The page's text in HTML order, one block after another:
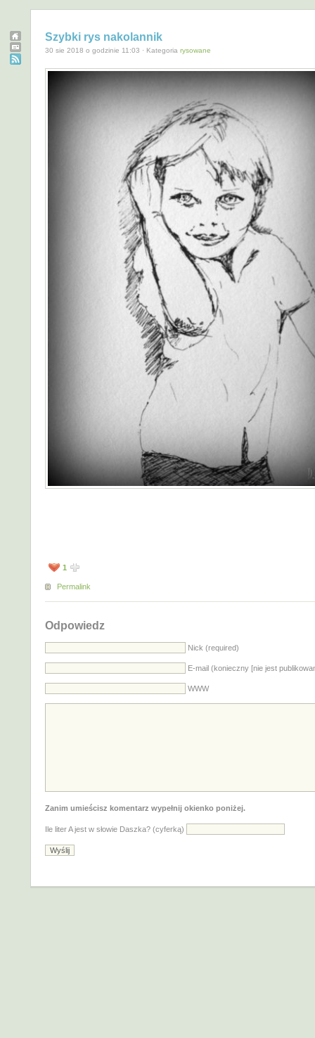
Szybki rys nakolannik
30 sie 2018 o godzinie 11:03 · Kategoria rysowane
1
Permalink
Odpowiedz
Nick (required)
E-mail (konieczny [nie jest
WWW
Zanim umieścisz komentarz wypełnij okienko poniżej.
Ile liter A jest w słowie Daszka? (cyferką)